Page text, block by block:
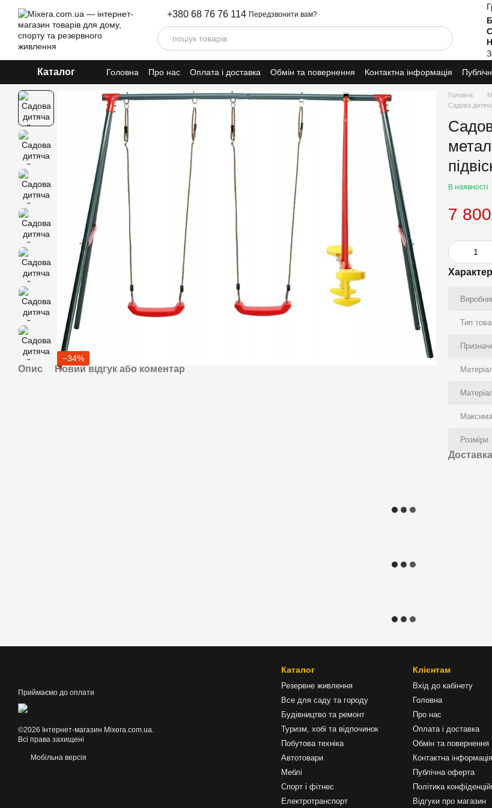
Перейти до основного контенту +380 68 76 76 114 Передзвонити вам?
Каталог Головна Про нас Оплата і доставка Обмін та повернення Контактна інформація
−34%
Опис Новий відгук або коментар
Головна
Садова
В наявності
7
Тип
Розміри
Доставка
Приймаємо до оплати
©2026 Інтернет-магазин Mixera.com.ua.
Всі права захищені
Мобільна версія
Каталог
Резервне живлення
Все для саду та городу
Будівництво та ремонт
Туризм, хобі та відпочинок
Побутова техніка
Автотовари
Меблі
Спорт і фітнес
Електротранспорт
Клієнтам
Вхід до кабінету
Головна
Про нас
Оплата і доставка
Обмін та повернення
Контактна інформація
Публічна оферта
Політика
Відгуки про магазин